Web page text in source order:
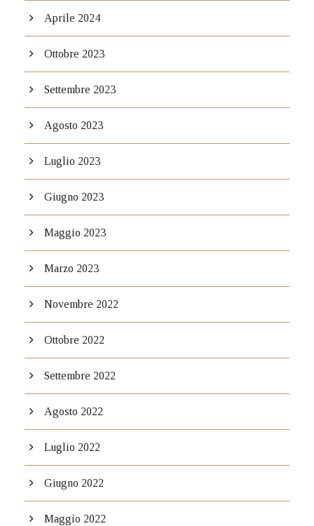
Aprile 2024
Ottobre 2023
Settembre 2023
Agosto 2023
Luglio 2023
Giugno 2023
Maggio 2023
Marzo 2023
Novembre 2022
Ottobre 2022
Settembre 2022
Agosto 2022
Luglio 2022
Giugno 2022
Maggio 2022